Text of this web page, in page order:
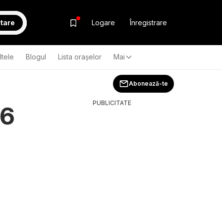
Logare Înregistrare
Blogul Lista oraşelor Mai
Abonează-te
PUBLICITATE